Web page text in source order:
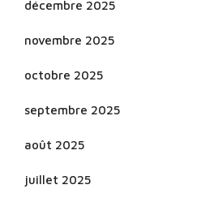
décembre 2025
novembre 2025
octobre 2025
septembre 2025
août 2025
juillet 2025